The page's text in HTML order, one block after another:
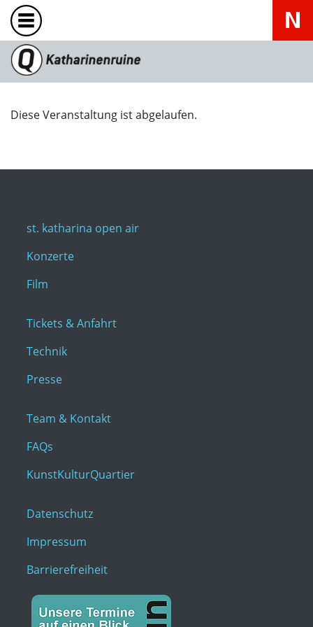
Diese Veranstaltung ist abgelaufen.
st. katharina open air
Konzerte
Film
Tickets & Anfahrt
Technik
Presse
Team & Kontakt
FAQs
KunstKulturQuartier
Datenschutz
Impressum
Barrierefreiheit